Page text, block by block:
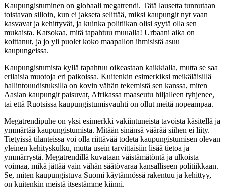
Kaupungistuminen on globaali megatrendi. Tätä lausetta tunnutaan
toistavan silloin, kun ei jakseta selittää, miksi kaupungit nyt vaan
kasvavat ja kehittyvät, ja kuinka politiikan olisi syytä olla sen
mukaista. Katsokaa, mitä tapahtuu muualla! Urbaani aika on
koittanut, ja jo yli puolet koko maapallon ihmisistä asuu
kaupungeissa.
Kaupungistumista kyllä tapahtuu oikeastaan kaikkialla, mutta se saa
erilaisia muotoja eri paikoissa. Kuitenkin esimerkiksi meikäläisillä
hallintouudistuksilla on kovin vähän tekemistä sen kanssa, miten
Aasian kaupungit paisuvat, Afrikassa maaseutu hiljalleen tyhjenee,
tai että Ruotsissa kaupungistumisvauhti on ollut meitä nopeampaa.
Megatrendipuhe on yksi esimerkki vakiintuneista tavoista käsitellä ja
ymmärtää kaupungistumista. Mitään sinänsä väärää siihen ei liity.
Tietyissä tilanteissa voi olla riittävää todeta kaupungistumisen olevan
yleinen kehityskulku, mutta usein tarvittaisiin lisää tietoa ja
ymmärrystä. Megatrendillä kuvataan väistämätöntä ja ulkoista
voimaa, mikä jättää vain vähän säätövaraa kansalliseen politiikkaan.
Se, miten kaupungistuva Suomi käytännössä rakentuu ja kehittyy,
on kuitenkin meistä itsestämme kiinni.